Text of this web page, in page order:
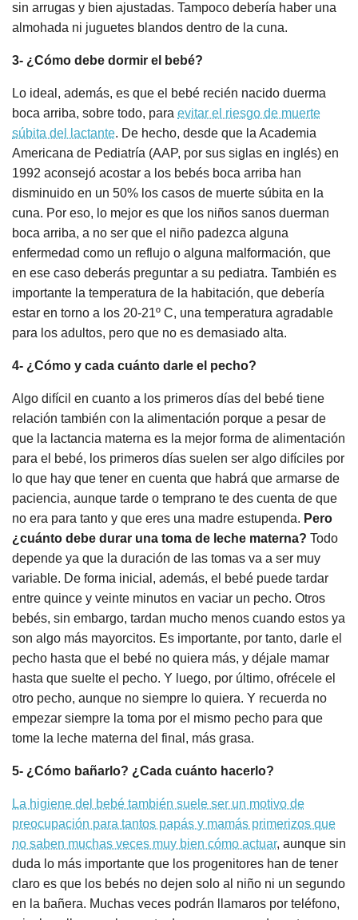
sin arrugas y bien ajustadas. Tampoco debería haber una
almohada ni juguetes blandos dentro de la cuna.
3- ¿Cómo debe dormir el bebé?
Lo ideal, además, es que el bebé recién nacido duerma
boca arriba, sobre todo, para evitar el riesgo de muerte
súbita del lactante. De hecho, desde que la Academia
Americana de Pediatría (AAP, por sus siglas en inglés) en
1992 aconsejó acostar a los bebés boca arriba han
disminuido en un 50% los casos de muerte súbita en la
cuna. Por eso, lo mejor es que los niños sanos duerman
boca arriba, a no ser que el niño padezca alguna
enfermedad como un reflujo o alguna malformación, que
en ese caso deberás preguntar a su pediatra. También es
importante la temperatura de la habitación, que debería
estar en torno a los 20-21º C, una temperatura agradable
para los adultos, pero que no es demasiado alta.
4- ¿Cómo y cada cuánto darle el pecho?
Algo difícil en cuanto a los primeros días del bebé tiene
relación también con la alimentación porque a pesar de
que la lactancia materna es la mejor forma de alimentación
para el bebé, los primeros días suelen ser algo difíciles por
lo que hay que tener en cuenta que habrá que armarse de
paciencia, aunque tarde o temprano te des cuenta de que
no era para tanto y que eres una madre estupenda. Pero
¿cuánto debe durar una toma de leche materna? Todo
depende ya que la duración de las tomas va a ser muy
variable. De forma inicial, además, el bebé puede tardar
entre quince y veinte minutos en vaciar un pecho. Otros
bebés, sin embargo, tardan mucho menos cuando estos ya
son algo más mayorcitos. Es importante, por tanto, darle el
pecho hasta que el bebé no quiera más, y déjale mamar
hasta que suelte el pecho. Y luego, por último, ofrécele el
otro pecho, aunque no siempre lo quiera. Y recuerda no
empezar siempre la toma por el mismo pecho para que
tome la leche materna del final, más grasa.
5- ¿Cómo bañarlo? ¿Cada cuánto hacerlo?
La higiene del bebé también suele ser un motivo de
preocupación para tantos papás y mamás primerizos que
no saben muchas veces muy bien cómo actuar, aunque sin
duda lo más importante que los progenitores han de tener
claro es que los bebés no dejen solo al niño ni un segundo
en la bañera. Muchas veces podrán llamaros por teléfono,